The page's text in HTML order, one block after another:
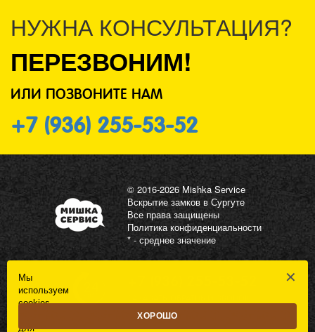
НУЖНА КОНСУЛЬТАЦИЯ?
ПЕРЕЗВОНИМ!
ИЛИ ПОЗВОНИТЕ НАМ
+7 (936) 255-53-52
© 2016-2026 Mishka Service
Вскрытие замков в Сургуте
Все права защищены
Политика конфиденциальности
* - среднее значение
Мы
используем
cookies
для
ХОРОШО
✕